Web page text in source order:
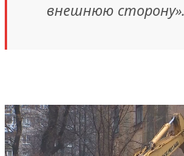
внешнюю сторону».